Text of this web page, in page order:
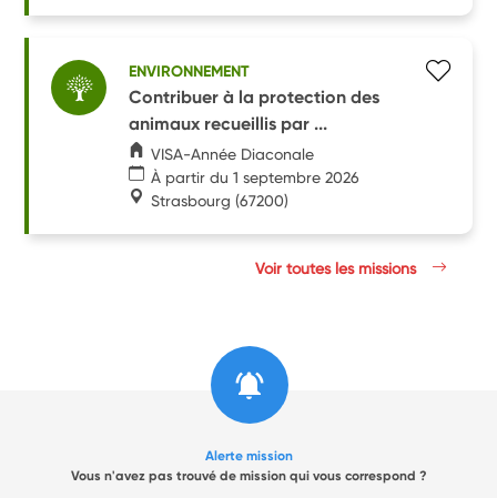
ENVIRONNEMENT
Contribuer à la protection des
animaux recueillis par ...
VISA-Année Diaconale
À partir du 1 septembre 2026
Strasbourg (67200)
Voir toutes les missions
Alerte mission
Vous n'avez pas trouvé de mission qui vous correspond ?